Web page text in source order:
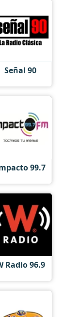
Señal 90
99.7
Radio 96.9